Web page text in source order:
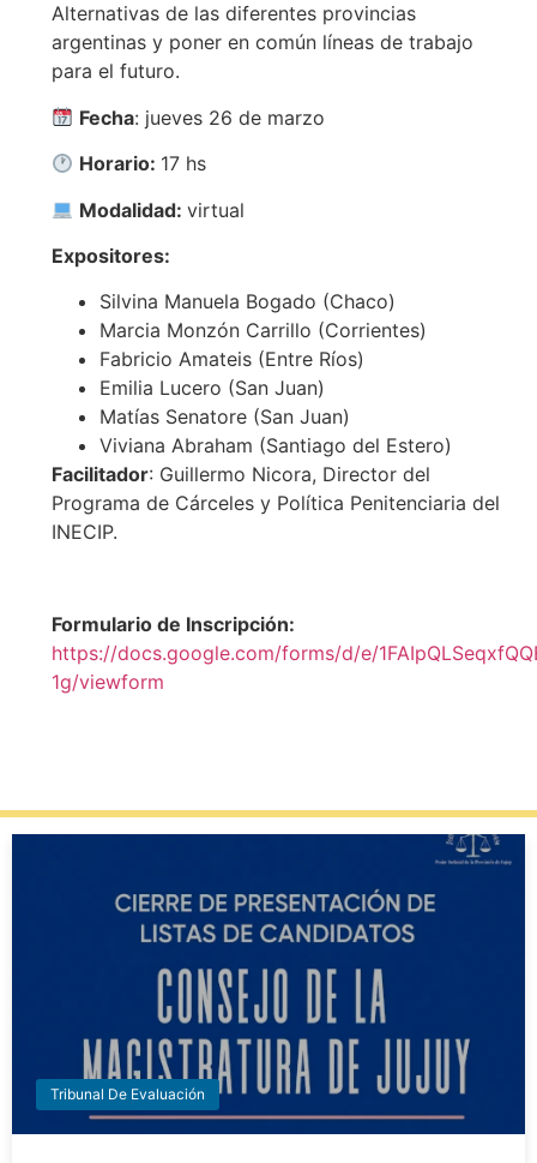
Alternativas de las diferentes provincias
argentinas y poner en común líneas de trabajo
para el futuro.
Fecha: jueves 26 de marzo
Horario: 17 hs
Modalidad: virtual
Expositores:
Silvina Manuela Bogado (Chaco)
Marcia Monzón Carrillo (Corrientes)
Fabricio Amateis (Entre Ríos)
Emilia Lucero (San Juan)
Matías Senatore (San Juan)
Viviana Abraham (Santiago del Estero)
Facilitador: Guillermo Nicora, Director del
Programa de Cárceles y Política Penitenciaria del
INECIP.
Formulario de Inscripción:
https://docs.google.com/forms/d/e/
1g/viewform
Tribunal De Evaluación